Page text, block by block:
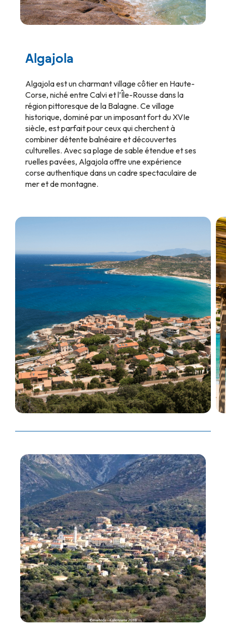
Algajola
Algajola est un charmant village côtier en Haute-
Corse, niché entre Calvi et l’Île-Rousse dans la
région pittoresque de la Balagne. Ce village
historique, dominé par un imposant fort du XVIe
siècle, est parfait pour ceux qui cherchent à
combiner détente balnéaire et découvertes
culturelles. Avec sa plage de sable étendue et ses
ruelles pavées, Algajola offre une expérience
corse authentique dans un cadre spectaculaire de
mer et de montagne.